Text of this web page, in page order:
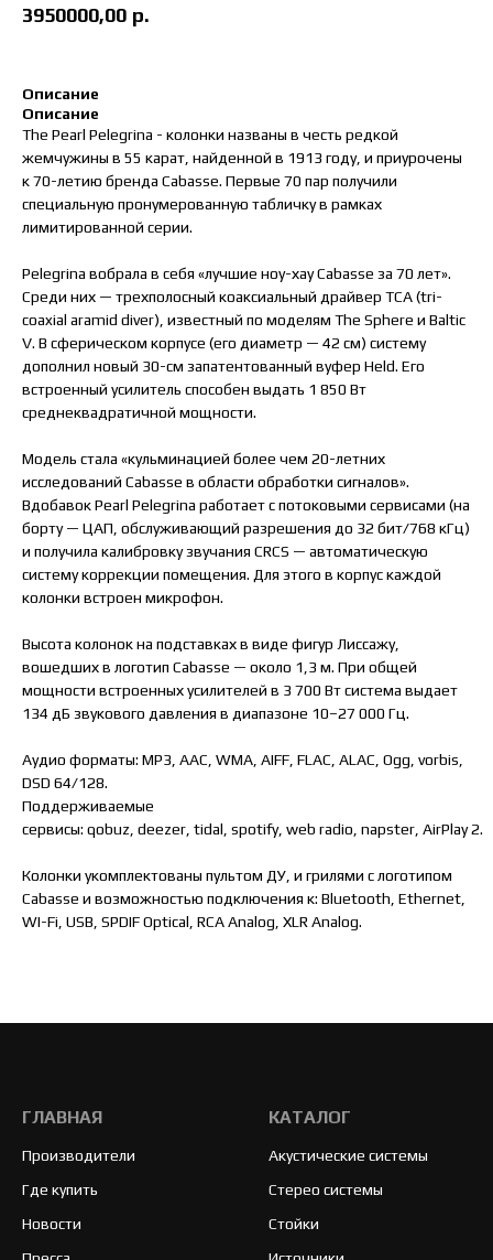
3950000,00 р.
Описание
Описание
The Pearl Pelegrina - колонки названы в честь редкой
жемчужины в 55 карат, найденной в 1913 году, и приурочены
к 70-летию бренда Cabasse. Первые 70 пар получили
специальную пронумерованную табличку в рамках
лимитированной серии.
Pelegrina вобрала в себя «лучшие ноу-хау Cabasse за 70 лет».
Среди них — трехполосный коаксиальный драйвер TCA (tri-
coaxial aramid diver), известный по моделям The Sphere и Baltic
V. В сферическом корпусе (его диаметр — 42 см) систему
дополнил новый 30-см запатентованный вуфер Held. Его
встроенный усилитель способен выдать 1 850 Вт
среднеквадратичной мощности.
Модель стала «кульминацией более чем 20-летних
исследований Cabasse в области обработки сигналов».
Вдобавок Pearl Pelegrina работает с потоковыми сервисами (на
борту — ЦАП, обслуживающий разрешения до 32 бит/768 кГц)
и получила калибровку звучания CRCS — автоматическую
систему коррекции помещения. Для этого в корпус каждой
колонки встроен микрофон.
Высота колонок на подставках в виде фигур Лиссажу,
вошедших в логотип Cabasse — около 1,3 м. При общей
мощности встроенных усилителей в 3 700 Вт система выдает
134 дБ звукового давления в диапазоне 10–27 000 Гц.
Аудио форматы: MP3, AAC, WMA, AIFF, FLAC, ALAC, Ogg, vorbis,
DSD 64/128.
Поддерживаемые
сервисы: qobuz, deezer, tidal, spotify, web radio, napster, AirPlay 2.
Колонки укомплектованы пультом ДУ, и грилями с логотипом
Cabasse и возможностью подключения к: Bluetooth, Ethernet,
WI-Fi, USB, SPDIF Optical, RCA Analog, XLR Analog.
ГЛАВНАЯ
Производители
Где купить
Новости
КАТАЛОГ
Акустические системы
Стерео системы
Стойки